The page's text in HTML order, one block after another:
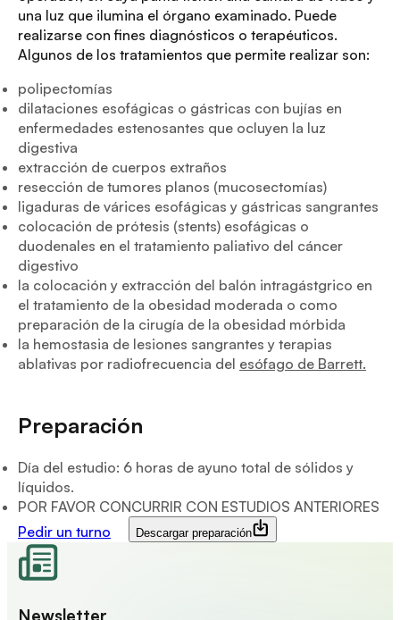
una luz que ilumina el órgano examinado. Puede
realizarse con fines diagnósticos o terapéuticos.
Algunos de los tratamientos que permite realizar son:
polipectomías
dilataciones esofágicas o gástricas con bujías en
enfermedades estenosantes que ocluyen la luz
digestiva
extracción de cuerpos extraños
resección de tumores planos (mucosectomías)
ligaduras de várices esofágicas y gástricas sangrantes
colocación de prótesis (stents) esofágicas o
duodenales en el tratamiento paliativo del cáncer
digestivo
la colocación y extracción del balón intragástgrico en
el tratamiento de la obesidad moderada o como
preparación de la cirugía de la obesidad mórbida
la hemostasia de lesiones sangrantes y terapias
ablativas por radiofrecuencia del esófago de Barrett.
Preparación
Día del estudio: 6 horas de ayuno total de sólidos y
líquidos.
POR FAVOR CONCURRIR CON ESTUDIOS ANTERIORES
Pedir un turno
Descargar preparación
Newsletter